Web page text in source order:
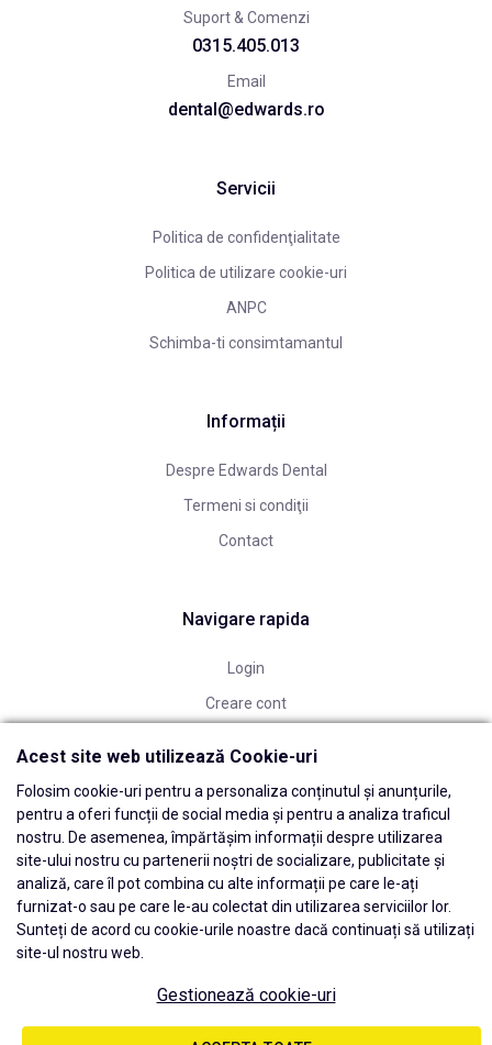
Suport & Comenzi
0315.405.013
Email
dental@edwards.ro
Servicii
Politica de confidenţialitate
Politica de utilizare cookie-uri
ANPC
Schimba-ti consimtamantul
Informații
Despre Edwards Dental
Termeni si condiţii
Contact
Navigare rapida
Login
Creare cont
Acest site web utilizează Cookie-uri
Folosim cookie-uri pentru a personaliza conținutul și anunțurile,
pentru a oferi funcții de social media și pentru a analiza traficul
nostru. De asemenea, împărtășim informații despre utilizarea
site-ului nostru cu partenerii noștri de socializare, publicitate și
analiză, care îl pot combina cu alte informații pe care le-ați
furnizat-o sau pe care le-au colectat din utilizarea serviciilor lor.
Sunteți de acord cu cookie-urile noastre dacă continuați să utilizați
site-ul nostru web.
Gestionează cookie-uri